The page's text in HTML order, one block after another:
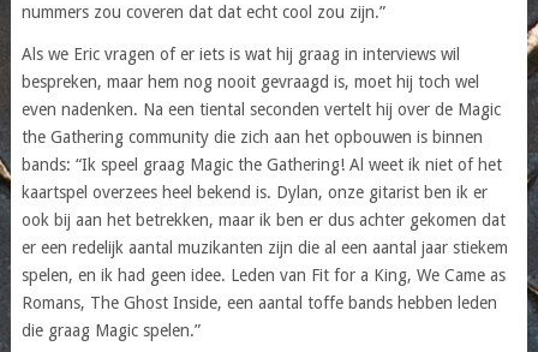
nummers zou coveren dat dat echt cool zou zijn.”
Als we Eric vragen of er iets is wat hij graag in interviews wil
bespreken, maar hem nog nooit gevraagd is, moet hij toch wel
even nadenken. Na een tiental seconden vertelt hij over de Magic
the Gathering community die zich aan het opbouwen is binnen
bands: “Ik speel graag Magic the Gathering! Al weet ik niet of het
kaartspel overzees heel bekend is. Dylan, onze gitarist ben ik er
ook bij aan het betrekken, maar ik ben er dus achter gekomen dat
er een redelijk aantal muzikanten zijn die al een aantal jaar stiekem
spelen, en ik had geen idee. Leden van Fit for a King, We Came as
Romans, The Ghost Inside, een aantal toffe bands hebben leden
die graag Magic spelen.”